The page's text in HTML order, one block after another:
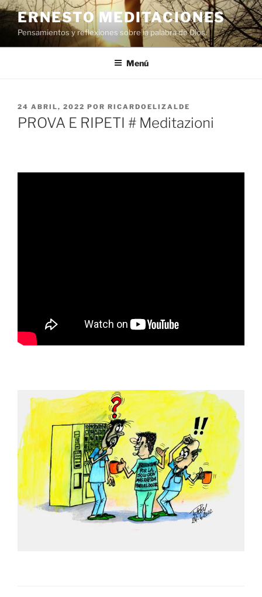
Saltar
al
contenido
ERNESTO MEDITACIONES
Pensamientos y reflexiones sobre la palabra de Dios.
Menú
PUBLICADO
EL
24 ABRIL, 2022 POR RICARDOELIZALDE
PROVA E RIPETI # Meditazioni